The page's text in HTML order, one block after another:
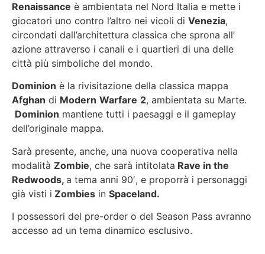
Renaissance è ambientata nel Nord Italia e mette i
giocatori uno contro l’altro nei vicoli di Venezia,
circondati dall’architettura classica che sprona all’
azione attraverso i canali e i quartieri di una delle
città più simboliche del mondo.
Dominion è la rivisitazione della classica mappa
Afghan di Modern Warfare 2, ambientata su Marte.
Dominion mantiene tutti i paesaggi e il gameplay
dell’originale mappa.
Sarà presente, anche, una nuova cooperativa nella
modalità Zombie, che sarà intitolata Rave in the
Redwoods, a tema anni 90′, e proporrà i personaggi
già visti i Zombies in Spaceland.
I possessori del pre-order o del Season Pass avranno
accesso ad un tema dinamico esclusivo.